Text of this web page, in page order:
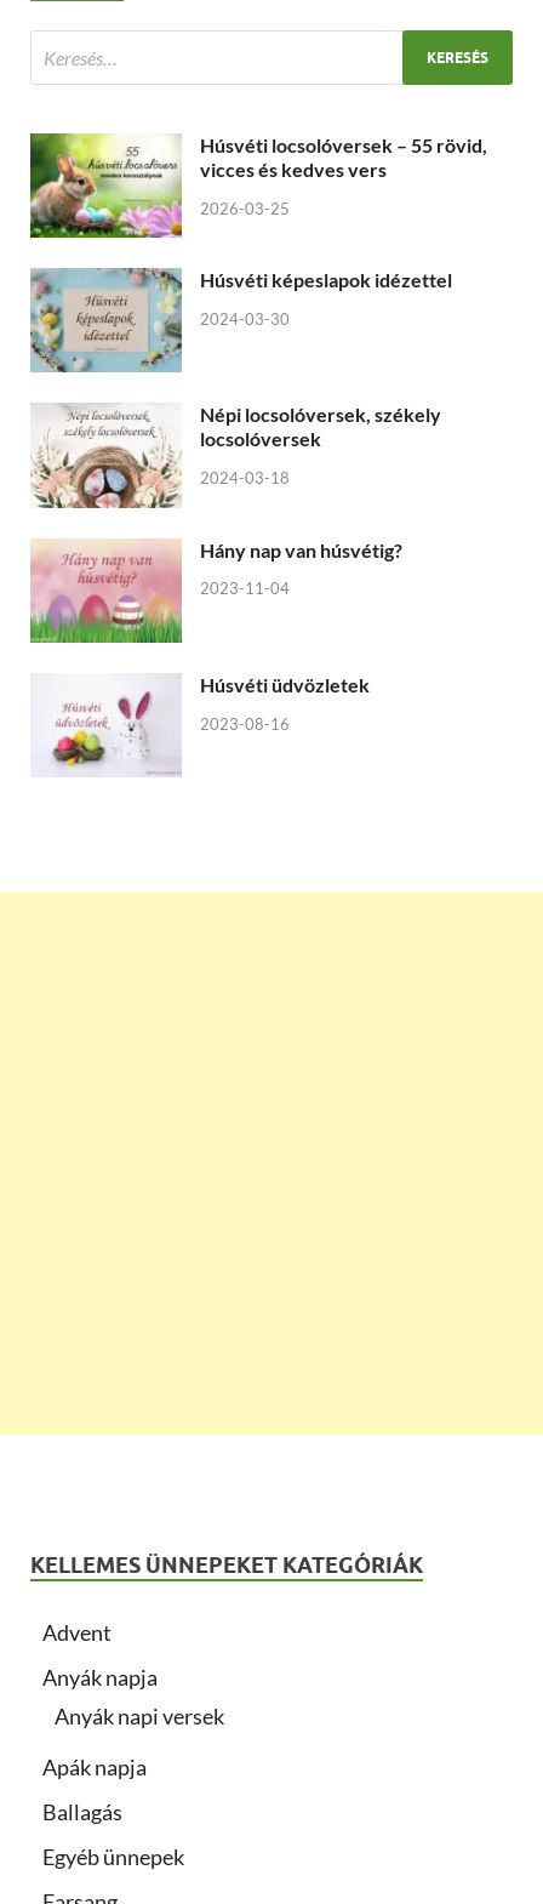
Húsvéti locsolóversek – 55 rövid,
vicces és kedves vers
2026-03-25
Húsvéti képeslapok idézettel
2024-03-30
Népi locsolóversek, székely
locsolóversek
2024-03-18
Hány nap van húsvétig?
2023-11-04
Húsvéti üdvözletek
2023-08-16
KELLEMES ÜNNEPEKET KATEGÓRIÁK
Advent
Anyák napja
Anyák napi versek
Apák napja
Ballagás
Egyéb ünnepek